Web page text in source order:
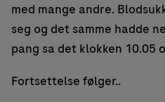
med mange andre.
seg og det samme hadde
pang sa det klokken 10.05
Fortsettelse følger..